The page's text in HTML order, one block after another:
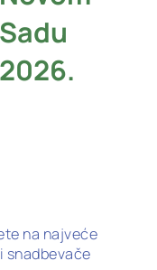
Sadu
2026.
na najveće
snadbevače